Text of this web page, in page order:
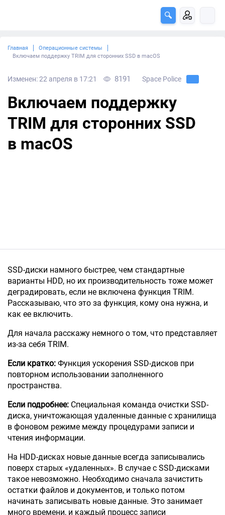
Главная
Операционные системы
Включаем поддержку TRIM для сторонних SSD в macOS
Изменен: 22 апреля в 17:21 8191 Space Police
Включаем поддержку
TRIM для сторонних SSD
в macOS
SSD-диски намного быстрее, чем стандартные
варианты HDD, но их производительность тоже может
деградировать, если не включена функция TRIM.
Рассказываю, что это за функция, кому она нужна, и
как ее включить.
Для начала расскажу немного о том, что представляет
из-за себя TRIM.
Если кратко: Функция ускорения SSD-дисков при
повторном использовании заполненного
пространства.
Если подробнее: Специальная команда очистки SSD-
диска, уничтожающая удаленные данные с хранилища
в фоновом режиме между процедурами записи и
чтения информации.
На HDD-дисках новые данные всегда записывались
поверх старых «удаленных». В случае с SSD-дисками
такое невозможно. Необходимо сначала зачистить
остатки файлов и документов, и только потом
начинать записывать новые данные. Это занимает
много времени, и каждый процесс записи